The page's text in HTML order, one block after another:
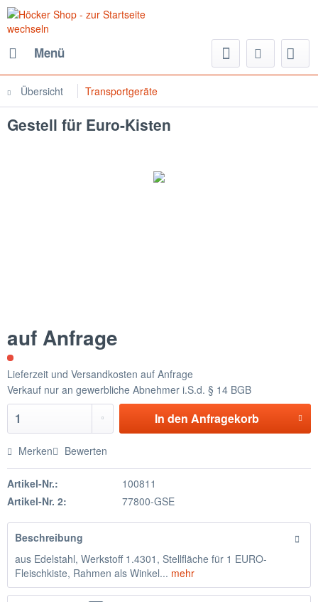
Menü
Übersicht Transportgeräte
Gestell für Euro-Kisten
auf Anfrage
Lieferzeit und Versandkosten auf Anfrage
Verkauf nur an gewerbliche Abnehmer i.S.d. § 14 BGB
In den Anfragekorb
Merken Bewerten
Artikel-Nr.:
100811
Artikel-Nr. 2:
77800-GSE
Beschreibung
aus Edelstahl, Werkstoff 1.4301, Stellfläche für 1 EURO-
Fleischkiste, Rahmen als Winkel... mehr